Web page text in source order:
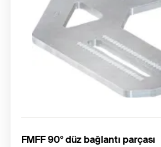
FMFF 90° düz bağlantı parçası